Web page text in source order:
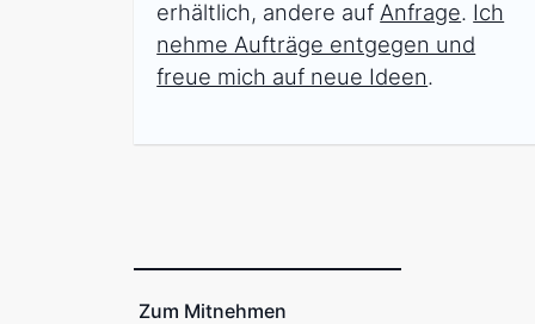
erhältlich, andere auf Anfrage. Ich
nehme Aufträge entgegen und
freue mich auf neue Ideen.
Zum Mitnehmen